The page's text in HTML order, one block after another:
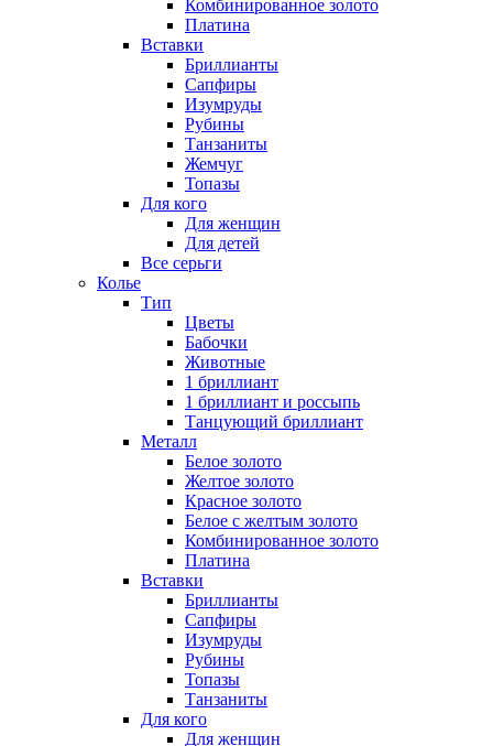
Комбинированное золото
Платина
Вставки
Бриллианты
Сапфиры
Изумруды
Рубины
Танзаниты
Жемчуг
Топазы
Для кого
Для женщин
Для детей
Все серьги
Колье
Тип
Цветы
Бабочки
Животные
1 бриллиант
1 бриллиант и россыпь
Танцующий бриллиант
Металл
Белое золото
Желтое золото
Красное золото
Белое с желтым золото
Комбинированное золото
Платина
Вставки
Бриллианты
Сапфиры
Изумруды
Рубины
Топазы
Танзаниты
Для кого
Для женщин